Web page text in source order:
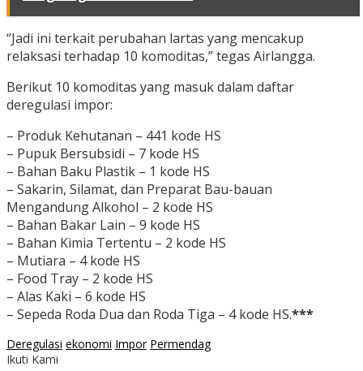
“Jadi ini terkait perubahan lartas yang mencakup
relaksasi terhadap 10 komoditas,” tegas Airlangga.
Berikut 10 komoditas yang masuk dalam daftar
deregulasi impor:
– Produk Kehutanan – 441 kode HS
– Pupuk Bersubsidi – 7 kode HS
– Bahan Baku Plastik – 1 kode HS
– Sakarin, Silamat, dan Preparat Bau-bauan
Mengandung Alkohol – 2 kode HS
– Bahan Bakar Lain – 9 kode HS
– Bahan Kimia Tertentu – 2 kode HS
– Mutiara – 4 kode HS
– Food Tray – 2 kode HS
– Alas Kaki – 6 kode HS
– Sepeda Roda Dua dan Roda Tiga – 4 kode HS.***
Deregulasi ekonomi Impor Permendag
Ikuti Kami